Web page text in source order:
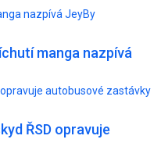
nazpívá JeyBy
manga nazpívá
opravuje autobusové zastávky
ŘSD opravuje